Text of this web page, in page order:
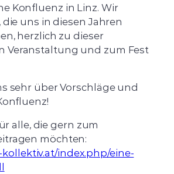
Konfluenz in Linz. Wir
uns in diesen Jahren
herzlich zu dieser
Veranstaltung und zum Fest
sehr über Vorschläge und
alle, die gern zum
möchten:
kollektiv.at/index.php/eine-